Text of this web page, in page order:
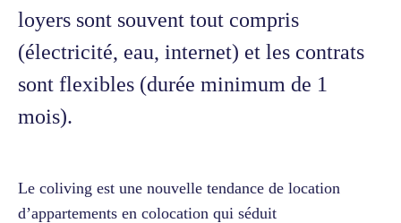
loyers sont souvent tout compris
(électricité, eau, internet) et les contrats
sont flexibles (durée minimum de 1
mois).
Le coliving est une nouvelle tendance de location
d’appartements en colocation qui séduit